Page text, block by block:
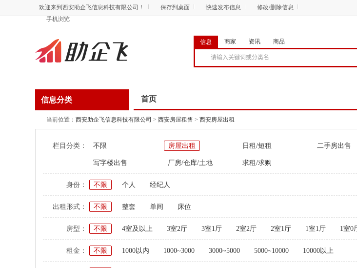
欢迎来到西安助企飞信息科技有限公司！ 保存到桌面 快速发布信息
修改/删除信息
手机浏览
信息 商家 资讯 商品
信息分类 首页
当前位置： 西安助企飞信息科技有限公司 > 西安房屋租售 > 西安房屋出租
栏目分类： 不限 房屋出租 日租/短租 二手房出售
写字楼出售 厂房/仓库/土地 求租/求购
身份： 不限 个人 经纪人
出租形式： 不限 整套 单间 床位
房型： 不限 4室及以上 3室2厅 3室1厅 2室2厅 2室1厅 1室1厅 1室0
租金： 不限 1000以内 1000~3000 3000~5000 5000~10000 10000以上